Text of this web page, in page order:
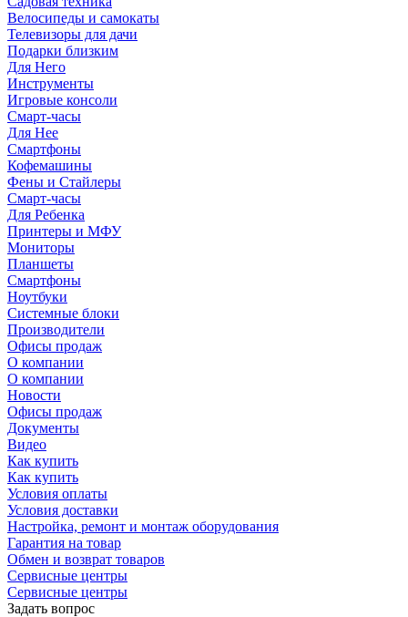
Велосипеды и самокаты
Телевизоры для дачи
Подарки близким
Для Него
Инструменты
Игровые консоли
Смарт-часы
Для Нее
Смартфоны
Кофемашины
Фены и Стайлеры
Смарт-часы
Для Ребенка
Принтеры и МФУ
Мониторы
Планшеты
Смартфоны
Ноутбуки
Системные блоки
Производители
Офисы продаж
О компании
О компании
Новости
Офисы продаж
Документы
Видео
Как купить
Как купить
Условия оплаты
Условия доставки
Настройка, ремонт и монтаж оборудования
Гарантия на товар
Обмен и возврат товаров
Сервисные центры
Сервисные центры
Задать вопрос